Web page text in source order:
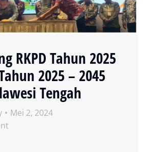
RKPD Tahun 2025
2025 – 2045
Tengah
Mei 2, 2024